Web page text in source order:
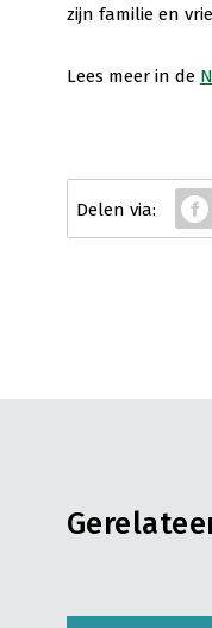
zijn familie en
Lees meer in de